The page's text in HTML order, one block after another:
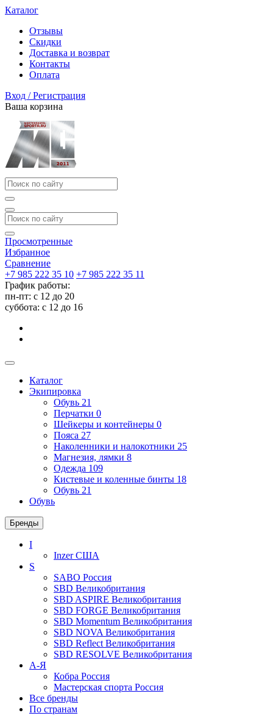
Каталог
Отзывы
Скидки
Доставка и возврат
Контакты
Оплата
Вход / Регистрация
Ваша корзина
Просмотренные
Избранное
Сравнение
+7 985 222 35 10 +7 985 222 35 11
График работы:
пн-пт: с 12 до 20
суббота: c 12 до 16
Каталог
Экипировка
Обувь 21
Перчатки 0
Шейкеры и контейнеры 0
Пояса 27
Наколенники и налокотники 25
Магнезия, лямки 8
Одежда 109
Кистевые и коленные бинты 18
Обувь 21
Обувь
Бренды
I
InzerСША
S
SABO Россия
SBD Великобритания
SBD ASPIRE Великобритания
SBD FORGE Великобритания
SBD Momentum Великобритания
SBD NOVA Великобритания
SBD Reflect Великобритания
SBD RESOLVE Великобритания
А-Я
Кобра Россия
Мастерская спорта Россия
Все бренды
По странам